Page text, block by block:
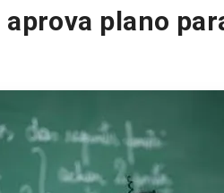
aprova plano